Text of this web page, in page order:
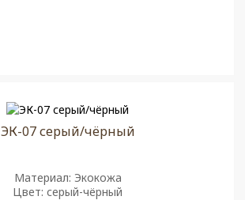
ЭК-07 серый/чёрный
Материал: Экокожа
Цвет: серый-чёрный